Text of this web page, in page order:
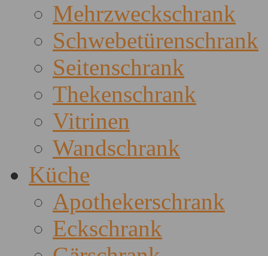
Mehrzweckschrank
Schwebetürenschrank
Seitenschrank
Thekenschrank
Vitrinen
Wandschrank
Küche
Apothekerschrank
Eckschrank